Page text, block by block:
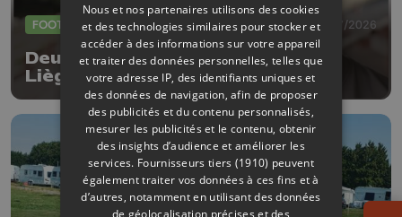
FOOTBALL 23/07/2026
Deux nouvelles arrivées au RFC
Liège
Nous et nos partenaires utilisons des cookies
et des technologies similaires pour stocker et
accéder à des informations sur votre appareil
et traiter des données personnelles, telles que
votre adresse IP, des identifiants uniques et
des données de navigation, afin de proposer
des publicités et du contenu personnalisés,
mesurer les publicités et le contenu, obtenir
des insights d’audience et améliorer les
services. Fournisseurs tiers (1910) peuvent
également traiter vos données à ces fins et à
d’autres, notamment en utilisant des données
de géolocalisation précises et des